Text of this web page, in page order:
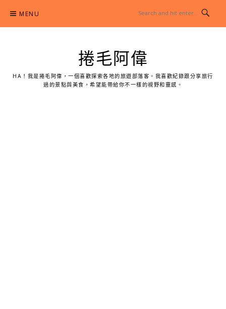
content
MENU
捲毛阿偉
HA！我是捲毛阿偉，一個喜歡探索各地的旅遊部落客。我喜歡紀錄跟分享旅行
過的景點與美食，希望能帶給你不一樣的視野和靈感。